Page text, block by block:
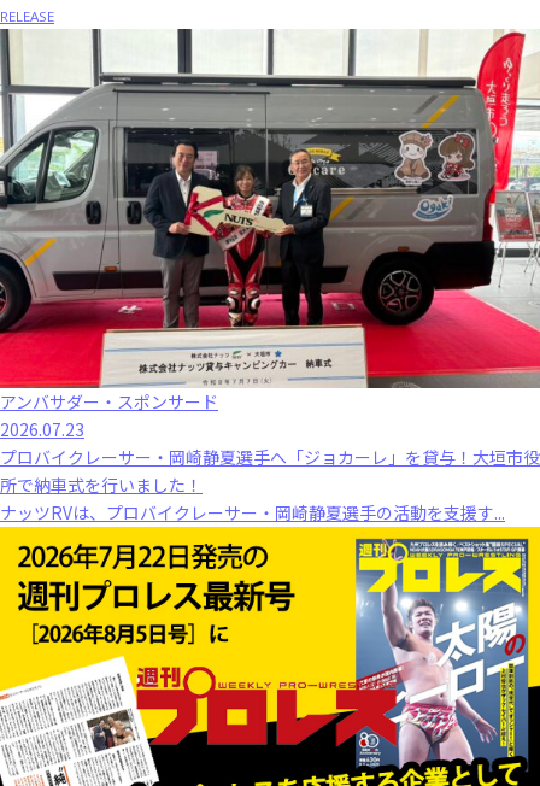
RELEASE
アンバサダー・スポンサード
2026.07.23
プロバイクレーサー・岡崎静夏選手へ「ジョカーレ」を貸与！大垣市役
所で納車式を行いました！
ナッツRVは、プロバイクレーサー・岡崎静夏選手の活動を支援す...